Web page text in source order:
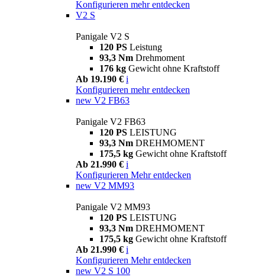
Konfigurieren mehr entdecken
V2 S
Panigale V2 S
120 PS Leistung
93,3 Nm Drehmoment
176 kg Gewicht ohne Kraftstoff
Ab 19.190 € i
Konfigurieren mehr entdecken
new V2 FB63
Panigale V2 FB63
120 PS LEISTUNG
93,3 Nm DREHMOMENT
175,5 kg Gewicht ohne Kraftstoff
Ab 21.990 € i
Konfigurieren Mehr entdecken
new V2 MM93
Panigale V2 MM93
120 PS LEISTUNG
93,3 Nm DREHMOMENT
175,5 kg Gewicht ohne Kraftstoff
Ab 21.990 € i
Konfigurieren Mehr entdecken
new V2 S 100